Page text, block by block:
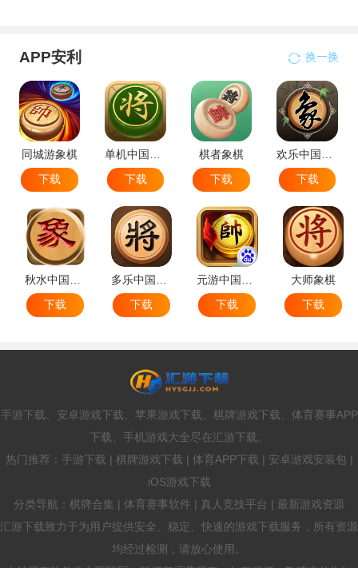
APP安利 换一换
同城游象棋
下载
单机中国象棋
下载
棋者象棋
下载
欢乐中国象棋
下载
秋水中国象棋
下载
多乐中国象棋
下载
元游中国象棋
下载
大师象棋
下载
手游下载、安卓游戏下载、苹果游戏下载、棋牌游戏下载、体育赛事APP
下载、手机游戏大全尽在汇游下载。
热门推荐：手游下载 | 棋牌游戏下载 | 体育APP下载 | 安卓游戏安装包 |
iOS游戏下载
分类导航：棋牌合集 | 体育赛事软件 | 真人竞技平台 | 最新游戏资源
汇游下载致力于为用户提供安全、稳定、快速的游戏下载服务，所有资源
均经过检测，请放心使用。